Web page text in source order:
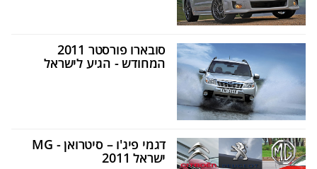
סובארו פורסטר 2011
המחודש - הגיע לישראל
דגמי פיג'ו – סיטרואן - MG
ישראל 2011